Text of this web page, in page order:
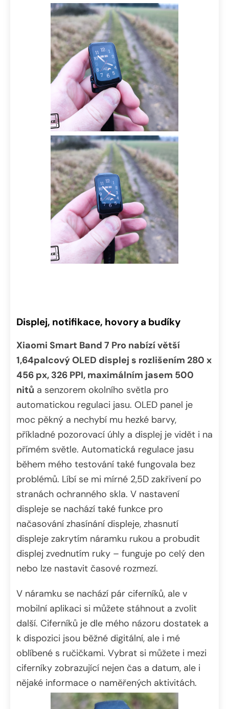
Displej, notifikace, hovory a budíky
Xiaomi Smart Band 7 Pro nabízí větší
1,64palcový OLED displej s rozlišením 280 x
456 px, 326 PPI, maximálním jasem 500
nitů a senzorem okolního světla pro
automatickou regulaci jasu. OLED panel je
moc pěkný a nechybí mu hezké barvy,
příkladné pozorovací úhly a displej je vidět i na
přímém světle. Automatická regulace jasu
během mého testování také fungovala bez
problémů. Líbí se mi mírné 2,5D zakřivení po
stranách ochranného skla. V nastavení
displeje se nachází také funkce pro
načasování zhasínání displeje, zhasnutí
displeje zakrytím náramku rukou a probudit
displej zvednutím ruky – funguje po celý den
nebo lze nastavit časové rozmezí.
V náramku se nachází pár ciferníků, ale v
mobilní aplikaci si můžete stáhnout a zvolit
další. Ciferníků je dle mého názoru dostatek a
k dispozici jsou běžné digitální, ale i mé
oblíbené s ručičkami. Vybrat si můžete i mezi
ciferníky zobrazující nejen čas a datum, ale i
nějaké informace o naměřených aktivitách.